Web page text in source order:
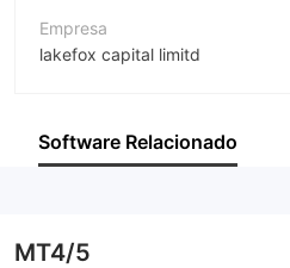
Empresa
lakefox capital limitd
Empleado de la empresa
Software Relacionado
MT4/5